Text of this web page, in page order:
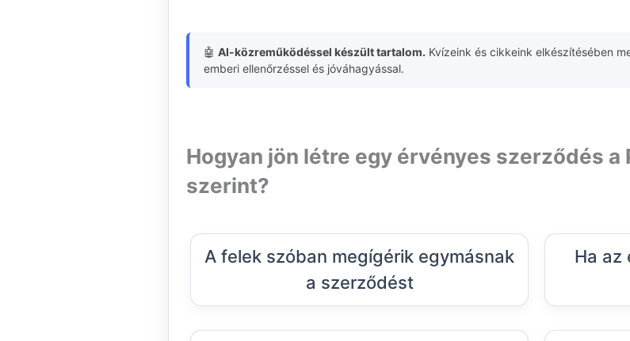
🤖 AI-közreműködéssel készült tartalom. Kvízeink és cikkeink elkészítésében
emberi ellenőrzéssel és jóváhagyással.
Hogyan jön létre egy érvényes szerződés a
szerint?
A felek szóban megígérik egymásnak
a szerződést
Ha az